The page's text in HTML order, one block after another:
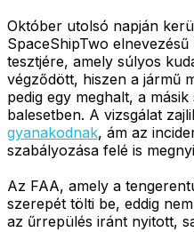
Október utolsó napján
SpaceShipTwo
tesztjére, amely súlyos
végződött, hiszen a jármű
pedig egy meghalt, a
balesetben. A vizsgálat
gyanakodnak, ám az
szabályozása felé is
Az FAA, amely a
szerepét tölti be, eddig
az űrrepülés iránt nyitott,